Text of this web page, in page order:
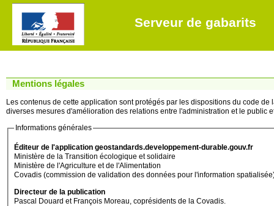
Serveur de gabarits
Mentions légales
Les contenus de cette application sont protégés par les dispositions du code
diverses mesures d'amélioration des relations entre l'administration et le public
Informations générales
Éditeur de l'application geostandards.developpement-durable.gouv.fr
Ministère de la Transition écologique et solidaire
Ministère de l'Agriculture et de l'Alimentation
Covadis (commission de validation des données pour l'information
Directeur de la publication
Pascal Douard et François Moreau, coprésidents de la Covadis.